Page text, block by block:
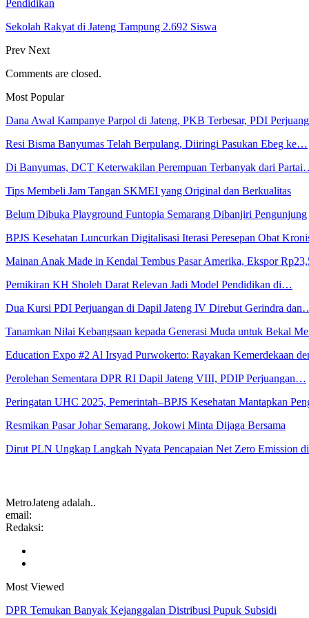
Pendidikan
Sekolah Rakyat di Jateng Tampung 2.692 Siswa
Prev Next
Comments are closed.
Most Popular
Dana Awal Kampanye Parpol di Jateng, PKB Terbesar, PDI
Resi Bisma Banyumas Telah Berpulang, Diiringi Pasukan Ebeg ke…
Di Banyumas, DCT Keterwakilan Perempuan Terbanyak dari
Tips Membeli Jam Tangan SKMEI yang Original dan Berkualitas
Belum Dibuka Playground Funtopia Semarang Dibanjiri Pengunjung
BPJS Kesehatan Luncurkan Digitalisasi Iterasi Peresepan Obat
Mainan Anak Made in Kendal Tembus Pasar Amerika, Ekspor
Pemikiran KH Sholeh Darat Relevan Jadi Model Pendidikan di…
Dua Kursi PDI Perjuangan di Dapil Jateng IV Direbut Gerindra
Tanamkan Nilai Kebangsaan kepada Generasi Muda untuk Bekal
Education Expo #2 Al Irsyad Purwokerto: Rayakan Kemerdekaan
Perolehan Sementara DPR RI Dapil Jateng VIII, PDIP Perjuangan…
Peringatan UHC 2025, Pemerintah–BPJS Kesehatan Mantapkan
Resmikan Pasar Johar Semarang, Jokowi Minta Dijaga Bersama
Dirut PLN Ungkap Langkah Nyata Pencapaian Net Zero Emission
MetroJateng adalah..
email:
Redaksi:
Most Viewed
DPR Temukan Banyak Kejanggalan Distribusi Pupuk Subsidi